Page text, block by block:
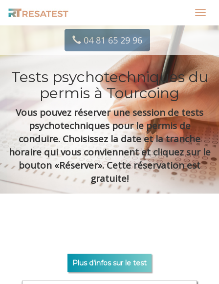
04 81 65 29 96
Tests psychotechniques du
permis à Tourcoing
Vous pouvez réserver une session de tests
psychotechniques pour le permis de
conduire. Choisissez la date et la tranche
horaire qui vous conviennent et cliquez sur le
bouton «Réserver». Cette réservation est
gratuite!
Plus d'infos sur le test